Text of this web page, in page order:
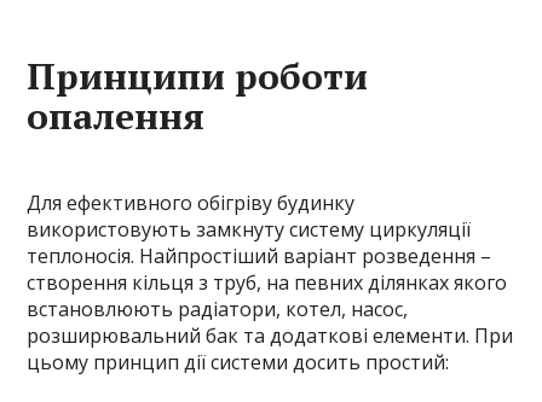
Принципи роботи
опалення
Для ефективного обігріву будинку
використовують замкнуту систему циркуляції
теплоносія. Найпростіший варіант розведення –
створення кільця з труб, на певних ділянках якого
встановлюють радіатори, котел, насос,
розширювальний бак та додаткові елементи. При
цьому принцип дії системи досить простий: